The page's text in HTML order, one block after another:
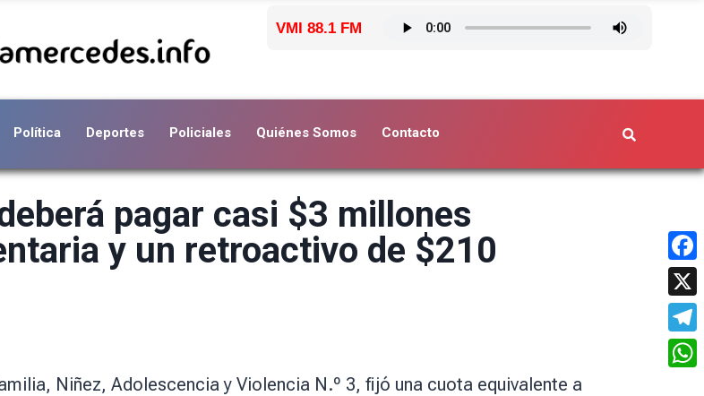
VMI 88.1 FM
Política Deportes Policiales Quiénes Somos Contacto
pagar casi $3 millones
y un retroactivo de $210
Niñez, Adolescencia y Violencia N.º 3, fijó una cuota equivalente a
X